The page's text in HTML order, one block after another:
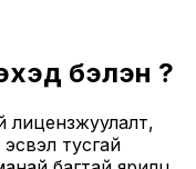
бэлэн үү?
лицензжуулалт,
тусгай